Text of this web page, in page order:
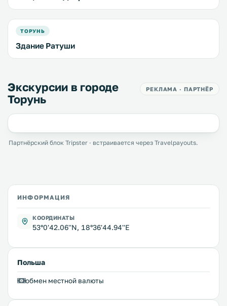
ТОРУНЬ
Здание Ратуши
Экскурсии в городе
Торунь
РЕКЛАМА · ПАРТНЁР
Партнёрский блок Tripster · встраивается через Travelpayouts.
ИНФОРМАЦИЯ
КООРДИНАТЫ
53°0'42.06''N, 18°36'44.94''E
Польша
обмен местной валюты